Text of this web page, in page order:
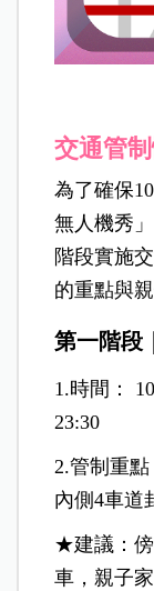
交通管
為了確保
無人機秀
階段實施
的重點與
第一階段
1.時間：
23:30
2.管制重點
內側4車道
★建議：傍
車，親子